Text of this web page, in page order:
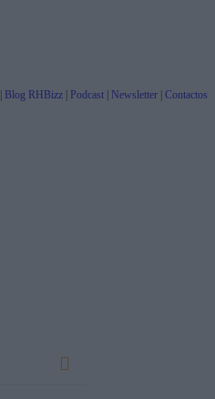
Blog RHBizz Podcast Newsletter Contactos